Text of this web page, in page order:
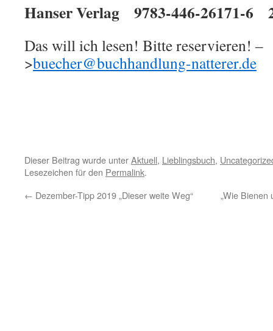
Hanser Verlag 9783-446-26171-6
Das will ich lesen! Bitte reservieren! –
>buecher@buchhandlung-natterer.de
Dieser Beitrag wurde unterAktuell, Lieblingsbuch,
Lesezeichen für den Permalink.
← Dezember-Tipp 2019 „Dieser weite Weg“ „Wie